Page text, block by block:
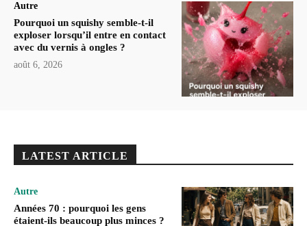
Autre
Pourquoi un squishy semble-t-il
exploser lorsqu’il entre en contact
avec du vernis à ongles ?
août 6, 2026
LATEST ARTICLE
Autre
Années 70 : pourquoi les gens
étaient-ils beaucoup plus minces ?